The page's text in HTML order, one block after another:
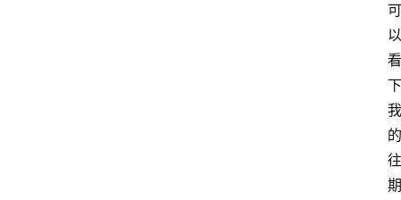
可
以
看
下
我
的
往
期